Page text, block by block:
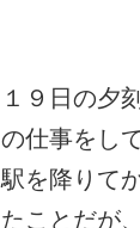
１９日の夕
の仕事をし
駅を降りて
たことだが